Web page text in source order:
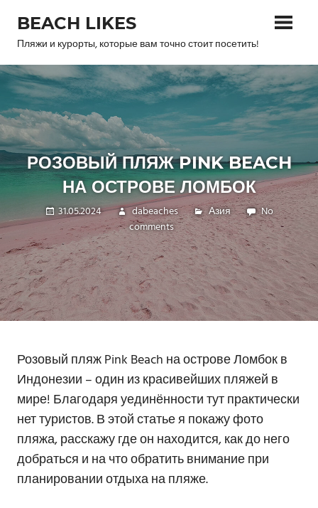
content
BEACH LIKES
Пляжи и курорты, которые вам точно стоит посетить!
РОЗОВЫЙ ПЛЯЖ PINK BEACH
НА ОСТРОВЕ ЛОМБОК
31.05.2024 dabeaches Азия
No
comments
Розовый пляж Pink Beach на острове Ломбок в
Индонезии – один из красивейших пляжей в
мире! Благодаря уединённости тут практически
нет туристов. В этой статье я покажу фото
пляжа, расскажу где он находится, как до него
добраться и на что обратить внимание при
планировании отдыха на пляже.